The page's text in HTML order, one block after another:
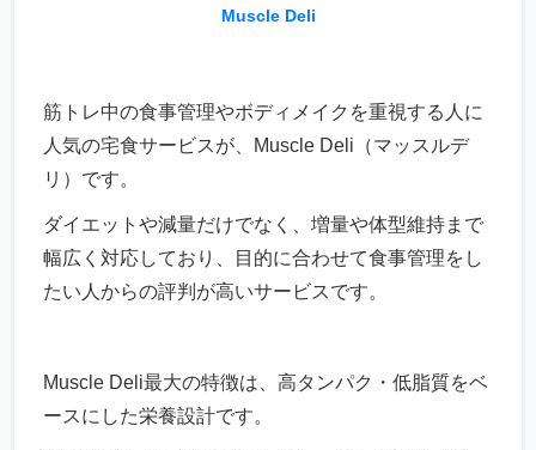
Muscle Deli
筋トレ中の食事管理やボディメイクを重視する人に
人気の宅食サービスが、Muscle Deli（マッスルデ
リ）です。
ダイエットや減量だけでなく、増量や体型維持まで
幅広く対応しており、目的に合わせて食事管理をし
たい人からの評判が高いサービスです。
Muscle Deli最大の特徴は、高タンパク・低脂質をベ
ースにした栄養設計です。